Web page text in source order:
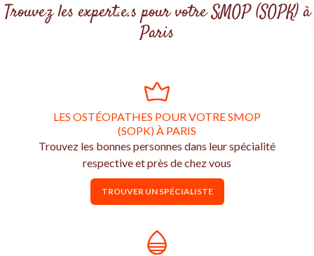
Trouvez les expert.e.s pour votre SMOP (SOPK) à
Paris
LES OSTÉOPATHES POUR VOTRE SMOP
(SOPK) À PARIS
Trouvez les bonnes personnes dans leur spécialité
respective et près de chez vous
TROUVER UN SPÉCIALISTE